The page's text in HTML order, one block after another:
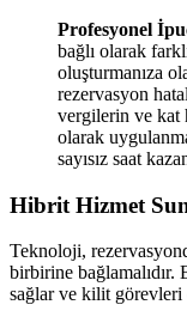
Profesyonel
bağlı olarak
oluşturmanıza
rezervasyon
vergilerin ve kat
olarak
sayısız saat
Hibrit Hizmet
Teknoloji,
birbirine bağlamalıdır.
sağlar ve kilit